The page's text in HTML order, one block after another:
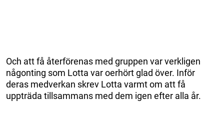
Och att få återförenas med gruppen var verkligen
någonting som Lotta var oerhört glad över. Inför
deras medverkan skrev Lotta varmt om att få
uppträda tillsammans med dem igen efter alla år.